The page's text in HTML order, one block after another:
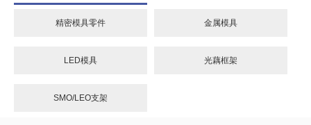
精密模具零件 金属模具
LED模具 光藕框架
SMO/LEO支架